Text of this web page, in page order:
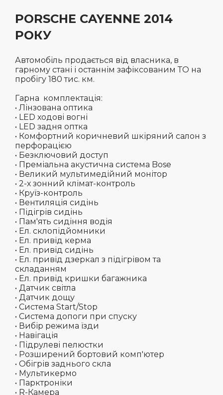
PORSCHE CAYENNE 2014
РОКУ
Автомобіль продається від власника, в
гарному стані і останнім зафіксованим ТО на
пробігу 180 тис. км.
Гарна комплектація:
• Лінзована оптика
• LED ходові вогні
• LED задня оптка
• Комфортний коричневий шкіряний салон з
перфорацією
• Безключовий доступ
• Преміальна акустична система Bose
• Великий мультимедійний монітор
• 2-х зонний клімат-контроль
• Круїз-контроль
• Вентиляція сидінь
• Підігрів сидінь
• Пам'ять сидіння водія
• Ел. склопідйомники
• Ел. привід керма
• Ел. привід сидінь
• Ел. привід дзеркал з підігрівом та
складанням
• Ел. привід кришки багажника
• Датчик світла
• Датчик дощу
• Система Start/Stop
• Система допоги при спуску
• Вибір режима їзди
• Навігація
• Підрулеві пелюстки
• Розширений бортовий комп'ютер
• Обігрів заднього скла
• Мультикермо
• Парктроніки
• R-Камера